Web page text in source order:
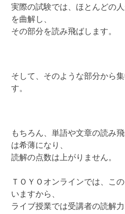
実際の試験では、ほとんどの
を曲解し、
その部分を読み飛ばします。
そして、そのような部分から
す。
もちろん、単語や文章の読み
は希薄になり、
読解の点数は上がりません。
ＴＯＹＯオンラインでは、こ
いますから、
ライブ授業では受講者の読解